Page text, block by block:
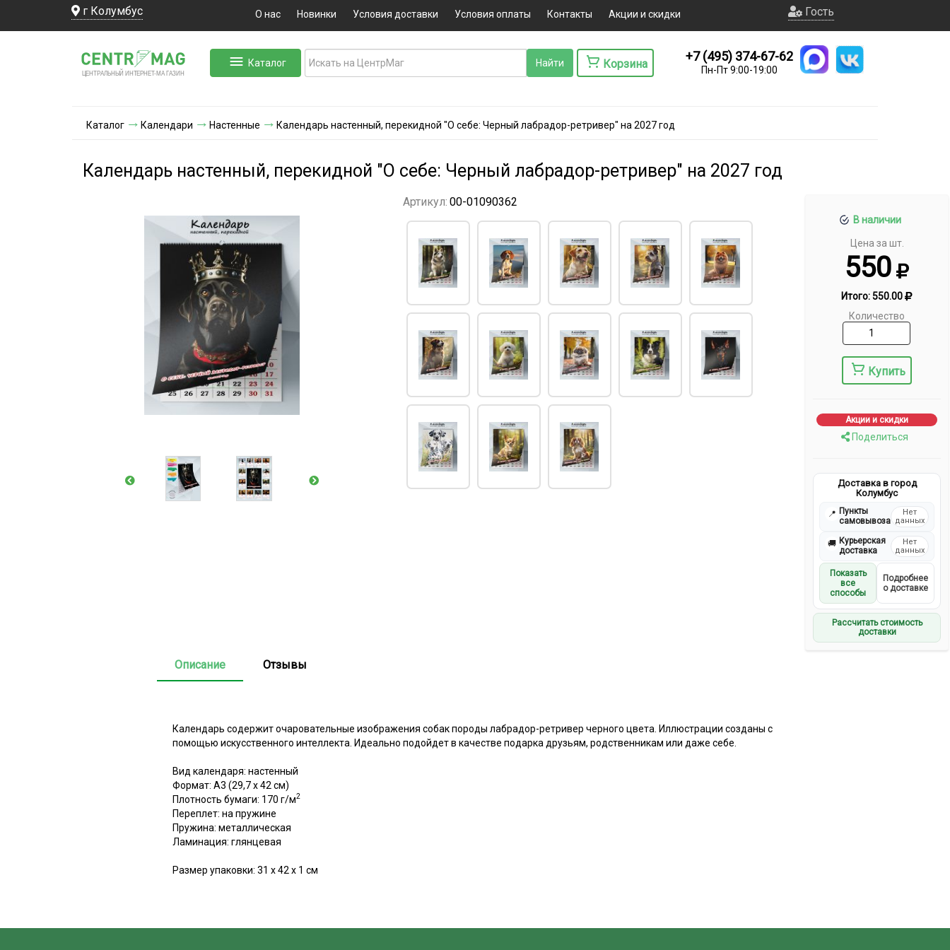
г Колумбус О нас Новинки Условия доставки Условия оплаты Контакты Акции и скидки Гость
ЦЕНТРАЛЬНЫЙ ИНТЕРНЕТ-МА ГАЗИН
Каталог Корзина
+7 (495) 374-67-62
Пн-Пт 9:00-19:00
Каталог Календари Настенные Календарь настенный, перекидной "О себе: Черный лабрадор-ретривер" на 2027 год
Календарь настенный, перекидной "О себе: Черный лабрадор-ретривер" на 2027 год
В наличии
Цена за шт.
550
Итого:550.00
Количество
Купить
Акции и скидки
Поделиться
Доставка в город
Колумбус
📍 Пункты
самовывоза
Нет
данных
🚚 Курьерская
доставка
Нет
данных
Показать
все
способы
Подробнее
о доставке
Рассчитать стоимость
доставки
Артикул: 00-01090362
Описание Отзывы
Календарь содержит очаровательные изображения собак породы лабрадор-ретривер черного цвета. Иллюстрации созданы с
помощью искусственного интеллекта. Идеально подойдет в качестве подарка друзьям, родственникам или даже себе.
Вид календаря: настенный
Формат: А3 (29,7 x 42 см)
Плотность бумаги: 170 г/м2
Переплет: на пружине
Пружина: металлическая
Ламинация: глянцевая
Размер упаковки: 31 x 42 x 1 см